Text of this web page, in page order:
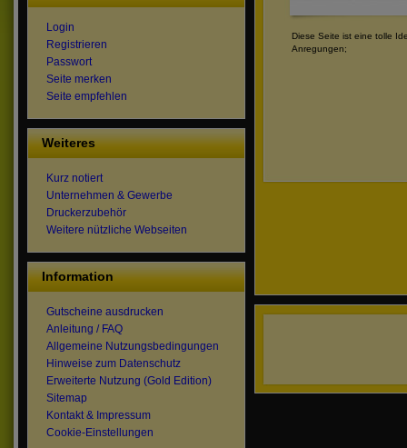
Diese Seite ist eine tolle
Anregungen;
Login
Registrieren
Passwort
Seite merken
Seite empfehlen
Weiteres
Kurz notiert
Unternehmen & Gewerbe
Druckerzubehör
Weitere nützliche Webseiten
Information
Gutscheine ausdrucken
Anleitung / FAQ
Allgemeine Nutzungsbedingungen
Hinweise zum Datenschutz
Erweiterte Nutzung (Gold Edition)
Sitemap
Kontakt & Impressum
Cookie-Einstellungen